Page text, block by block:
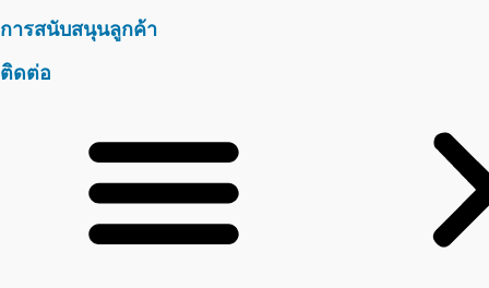
การสนับสนุนลูกค้า
ติดต่อ